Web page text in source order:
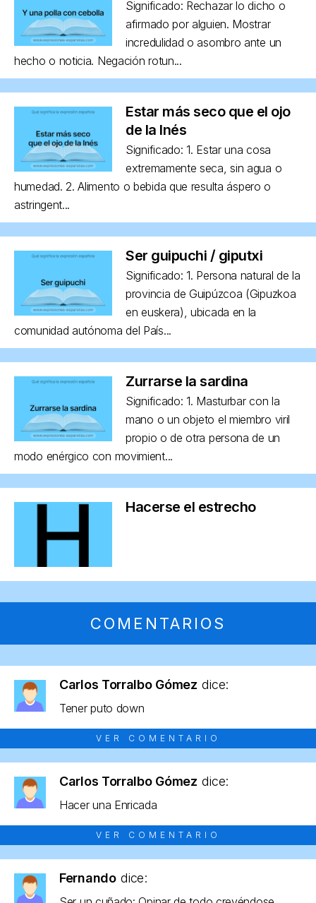
Significado: Rechazar lo dicho o
afirmado por alguien. Mostrar
incredulidad o asombro ante un
hecho o noticia. Negación rotun...
Estar más seco que el ojo
de la Inés
Significado: 1. Estar una cosa
extremamente seca, sin agua o
humedad. 2. Alimento o bebida que resulta áspero o
astringent...
Ser guipuchi / giputxi
Significado: 1. Persona natural de la
provincia de Guipúzcoa (Gipuzkoa
en euskera), ubicada en la
comunidad autónoma del País...
Zurrarse la sardina
Significado: 1. Masturbar con la
mano o un objeto el miembro viril
propio o de otra persona de un
modo enérgico con movimient...
Hacerse el estrecho
COMENTARIOS
Carlos Torralbo Gómez dice:
Tener puto down
VER COMENTARIO
Carlos Torralbo Gómez dice:
Hacer una Enricada
VER COMENTARIO
Fernando dice: